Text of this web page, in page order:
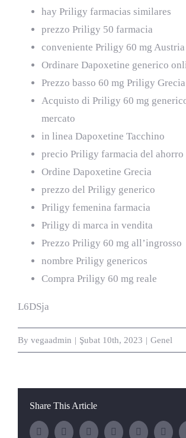
hay Priligy farmacias similares
prezzo Priligy 50 farmacia
conveniente Priligy 60 mg Austria
Ordinare Dapoxetine generico
Prezzo basso 60 mg Priligy Grecia
Acquisto di Priligy 60 mg
mercato
in linea Dapoxetine Tacchino
precio Priligy farmacia del ahorro
Ordine Dapoxetine Grecia
prezzo del Priligy generico
Priligy femenina farmacia
Priligy di marca in vendita
Prezzo Priligy 60 mg all’ingrosso
nombre Priligy genericos
Compra Priligy 60 mg reale
L6DSja
By vegaadmin | Şubat 10th, 2023 | Genel
Share This Article
FacebookTwitter LinkedInWhatsAppTumblr